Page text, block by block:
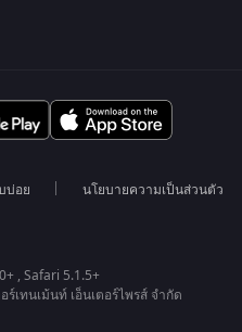
บ่อย นโยบายความเป็นส่วนตัว
, Safari 5.1.5+
เทนเม้นท์ เอ็นเตอร์ไพรส์ จำกัด